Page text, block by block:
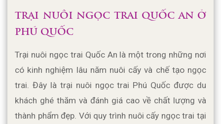
TRẠI NUÔI NGỌC TRAI QUỐC AN Ở
PHÚ QUỐC
Trại nuôi ngọc trai Quốc An là một trong những nơi
có kinh nghiệm lâu năm nuôi cấy và chế tạo ngọc
trai. Đây là trại nuôi ngọc trai Phú Quốc được du
khách ghé thăm và đánh giá cao về chất lượng và
thành phẩm đẹp. Với quy trình nuôi cấy ngọc trai tại